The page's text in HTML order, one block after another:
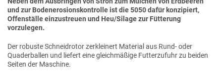
und zur Bodenerosionskontrolle ist die 5050 dafür konzipiert,
Offenställe einzustreuen und Heu/Silage zur Fütterung
vorzulegen.
Der robuste Schneidrotor zerkleinert Material aus Rund- oder
Quaderballen und liefert eine gleichmäßige Futterzufuhr zu beiden
Seiten der Maschine.